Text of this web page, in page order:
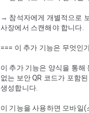
→ 참석자에게 개별적으로
사장에서 스캔해야 합니다.
=== 이 추가 기능은 무엇인
이 추가 기능은 양식을 통해
없는 보안 QR 코드가 포함
생성합니다.
이 기능을 사용하면 모바일